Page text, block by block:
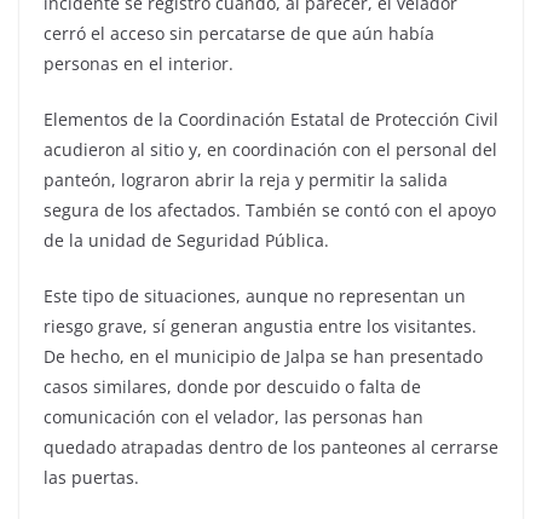
cerró el acceso sin percatarse de que aún había
personas en el interior.
Elementos de la Coordinación Estatal de Protección Civil
acudieron al sitio y, en coordinación con el personal del
panteón, lograron abrir la reja y permitir la salida
segura de los afectados. También se contó con el apoyo
de la unidad de Seguridad Pública.
Este tipo de situaciones, aunque no representan un
riesgo grave, sí generan angustia entre los visitantes.
De hecho, en el municipio de Jalpa se han presentado
casos similares, donde por descuido o falta de
comunicación con el velador, las personas han
quedado atrapadas dentro de los panteones al cerrarse
las puertas.